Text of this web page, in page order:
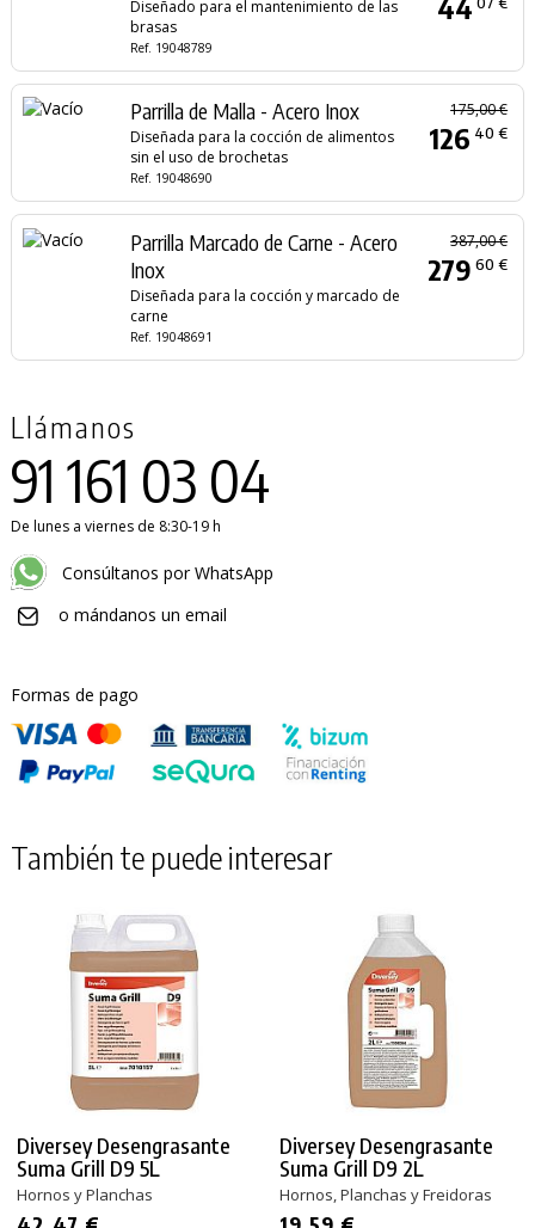
Diseñado para el mantenimiento de las
brasas
Ref. 19048789
Parrilla de Malla - Acero Inox
Diseñada para la cocción de alimentos
sin el uso de brochetas
Ref. 19048690
175,00 €
126 40 €
Parrilla Marcado de Carne - Acero
Inox
Diseñada para la cocción y marcado de
carne
Ref. 19048691
387,00 €
279 60 €
Llámanos
91 161 03 04
De lunes a viernes de 8:30-19 h
Consúltanos por WhatsApp
o mándanos un email
Formas de pago
También te puede interesar
Diversey Desengrasante
Suma Grill D9 5L
Hornos y Planchas
Diversey Desengrasante
Suma Grill D9 2L
Hornos, Planchas y Freidoras